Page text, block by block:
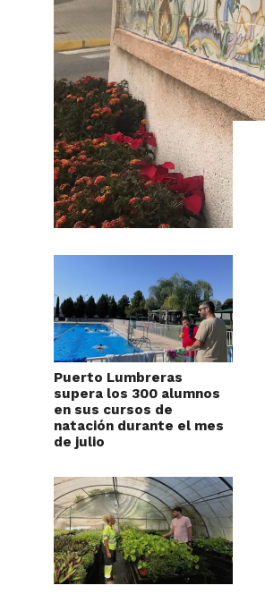
Puerto Lumbreras
supera los 300 alumnos
en sus cursos de
natación durante el mes
de julio